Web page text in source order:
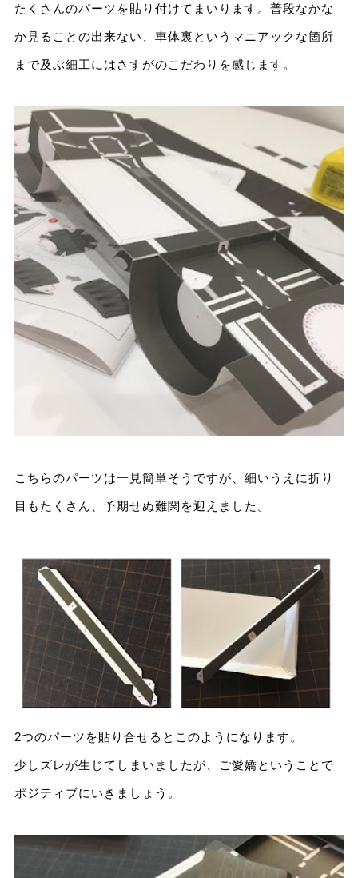
たくさんのパーツを貼り付けてまいります。普段なかな
か見ることの出来ない、車体裏というマニアックな箇所
まで及ぶ細工にはさすがのこだわりを感じます。
こちらのパーツは一見簡単そうですが、細いうえに折り
目もたくさん、予期せぬ難関を迎えました。
2つのパーツを貼り合せるとこのようになります。
少しズレが生じてしまいましたが、ご愛嬌ということで
ポジティブにいきましょう。